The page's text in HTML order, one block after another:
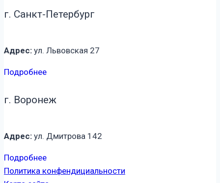
г. Санкт-Петербург
Адрес: ул. Львовская 27
Подробнее
г. Воронеж
Адрес: ул. Дмитрова 142
Подробнее
Политика конфендициальности